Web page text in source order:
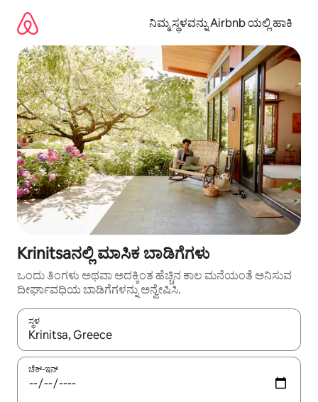
ಹೋಗಿ
ನಿಮ್ಮ ಸ್ಥಳವನ್ನು Airbnb ಯಲ್ಲಿ ಹಾಕಿ
Krinitsaನಲ್ಲಿ ಮಾಸಿಕ ಬಾಡಿಗೆಗಳು
ಒಂದು ತಿಂಗಳು ಅಥವಾ ಅದಕ್ಕಿಂತ ಹೆಚ್ಚಿನ ಕಾಲ ಮನೆಯಂತೆ ಅನಿಸುವ
ದೀರ್ಘಾವಧಿಯ ಬಾಡಿಗೆಗಳನ್ನು ಅನ್ವೇಷಿಸಿ.
ಸ್ಥಳ
ಫಲಿತಾಂಶಗಳು ಲಭ್ಯವಿರುವಾಗ, ಅಪ್ ಮತ್ತು ಡೌನ್ ಬಾಣದ ಕೀಲಿಗಳೊಂದಿಗೆ
ಚೆಕ್-ಇನ್